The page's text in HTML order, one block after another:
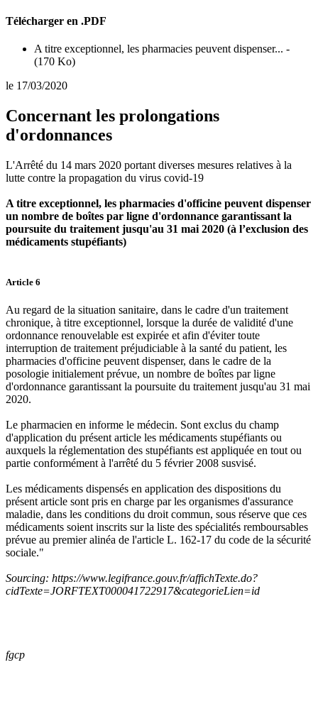
Télécharger en .PDF
A titre exceptionnel, les pharmacies peuvent dispenser... -
(170 Ko)
le 17/03/2020
Concernant les prolongations
d'ordonnances
L'Arrêté du 14 mars 2020 portant diverses mesures relatives à la
lutte contre la propagation du virus covid-19
A titre exceptionnel, les pharmacies d'officine peuvent dispenser
un nombre de boîtes par ligne d'ordonnance garantissant la
poursuite du traitement jusqu'au 31 mai 2020 (à l’exclusion des
médicaments stupéfiants)
Article 6
Au regard de la situation sanitaire, dans le cadre d'un traitement
chronique, à titre exceptionnel, lorsque la durée de validité d'une
ordonnance renouvelable est expirée et afin d'éviter toute
interruption de traitement préjudiciable à la santé du patient, les
pharmacies d'officine peuvent dispenser, dans le cadre de la
posologie initialement prévue, un nombre de boîtes par ligne
d'ordonnance garantissant la poursuite du traitement jusqu'au 31 mai
2020.
Le pharmacien en informe le médecin. Sont exclus du champ
d'application du présent article les médicaments stupéfiants ou
auxquels la réglementation des stupéfiants est appliquée en tout ou
partie conformément à l'arrêté du 5 février 2008 susvisé.
Les médicaments dispensés en application des dispositions du
présent article sont pris en charge par les organismes d'assurance
maladie, dans les conditions du droit commun, sous réserve que ces
médicaments soient inscrits sur la liste des spécialités remboursables
prévue au premier alinéa de l'article L. 162-17 du code de la sécurité
sociale."
Sourcing: https://www.legifrance.gouv.fr/affichTexte.do?
cidTexte=JORFTEXT000041722917&categorieLien=id
fgcp